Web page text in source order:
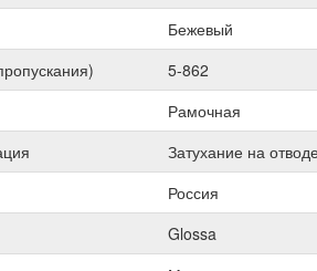
Бежевый
5-862
Рамочная
Затухание на
Россия
Glossa